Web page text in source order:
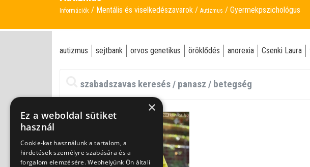
Információk Mentális és viselkedészavarok Autizmus Gyermekpszichológus
autizmus sejtbank orvos genetikus öröklődés anorexia Csenki Laura
×
Ez a weboldal sütiket
használ
Cookie-kat használunk a tartalom, a
hirdetések személyre szabására és a
forgalom elemzésére. Webhelyünk Ön általi